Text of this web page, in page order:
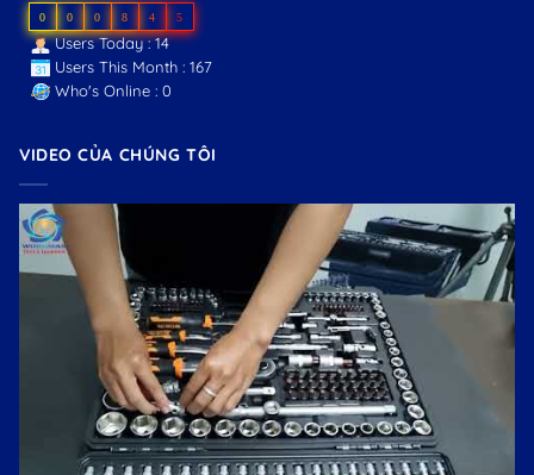
0 0 0 8 4 5
Users Today : 14
Users This Month : 167
Who's Online : 0
VIDEO CỦA CHÚNG TÔI